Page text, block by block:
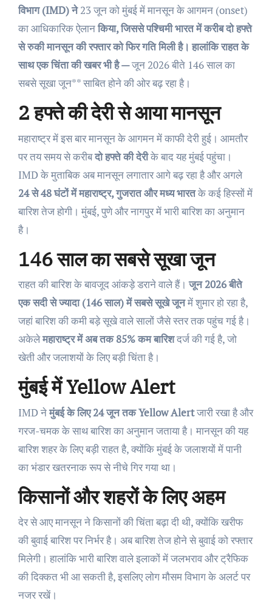
विभाग (IMD) ने23 जून को मुंबई में मानसून के आगमन (onset)
का आधिकारिक ऐलानकिया, जिससे पश्चिमी भारत में करीब दो हफ्ते
से रुकी मानसून की रफ्तार को फिर गति मिली है। हालांकि राहत के
साथ एक चिंता की खबर भी है —जून 2026 बीते 146 साल का
सबसे सूखा जून** साबित होने की ओर बढ़ रहा है।
2 हफ्ते की देरी से आया मानसून
महाराष्ट्र में इस बार मानसून के आगमन में काफी देरी हुई। आमतौर
पर तय समय से करीबदो हफ्ते की देरीके बाद यह मुंबई पहुंचा।
IMD के मुताबिक अब मानसून लगातार आगे बढ़ रहा है और अगले
24 से 48 घंटों में महाराष्ट्र, गुजरात और मध्य भारतके कई हिस्सों में
बारिश तेज होगी। मुंबई, पुणे और नागपुर में भारी बारिश का अनुमान
है।
146 साल का सबसे सूखा जून
राहत की बारिश के बावजूद आंकड़े डराने वाले हैं।जून 2026 बीते
एक सदी से ज्यादा (146 साल) में सबसे सूखे जूनमें शुमार हो रहा है,
जहां बारिश की कमी बड़े सूखे वाले सालों जैसे स्तर तक पहुंच गई है।
अकेलेमहाराष्ट्र में अब तक 85% कम बारिशदर्ज की गई है, जो
खेती और जलाशयों के लिए बड़ी चिंता है।
मुंबई में Yellow Alert
IMD नेमुंबई के लिए 24 जून तक Yellow Alertजारी रखा है और
गरज-चमक के साथ बारिश का अनुमान जताया है। मानसून की यह
बारिश शहर के लिए बड़ी राहत है, क्योंकि मुंबई के जलाशयों में पानी
का भंडार खतरनाक रूप से नीचे गिर गया था।
किसानों और शहरों के लिए अहम
देर से आए मानसून ने किसानों की चिंता बढ़ा दी थी, क्योंकि खरीफ
की बुवाई बारिश पर निर्भर है। अब बारिश तेज होने से बुवाई को रफ्तार
मिलेगी। हालांकि भारी बारिश वाले इलाकों में जलभराव और ट्रैफिक
की दिक्कत भी आ सकती है, इसलिए लोग मौसम विभाग के अलर्ट पर
नजर रखें।